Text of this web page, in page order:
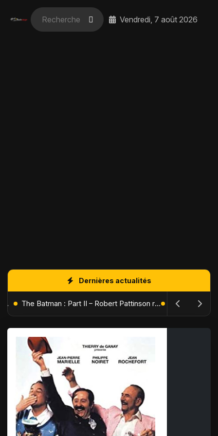
Vendredi, 7 août 2026
Dernières actualités
L'Âge de Glace : Le Réveil du Volcan – Manny, Sid et Diego de retour pour une aventure explosive The Batman : Part II – Robert Pattinson replonge dans les ténèbres de Gotham dès octobre 2027